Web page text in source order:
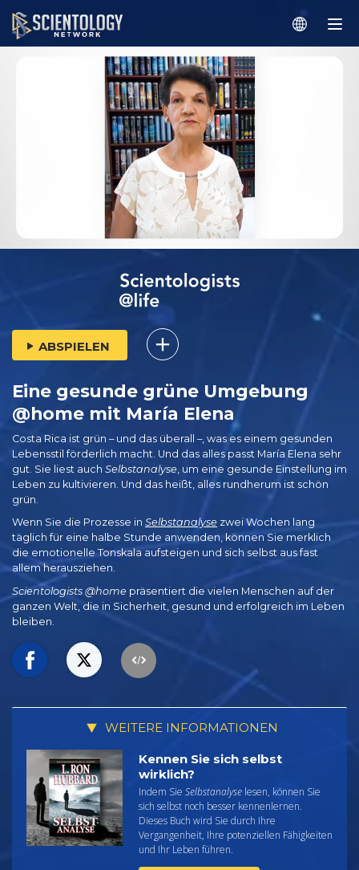
ABSPIELEN
Eine gesunde grüne Umgebung
@home mit María Elena
Costa Rica ist grün – und das überall –, was es einem gesunden
Lebensstil förderlich macht. Und das alles passt María Elena sehr
gut. Sie liest auch Selbstanalyse , um eine gesunde Einstellung im
Leben zu kultivieren. Und das heißt, alles rundherum ist schön
grün.
Wenn Sie die Prozesse in Selbstanalyse zwei Wochen lang
täglich für eine halbe Stunde anwenden, können Sie merklich
die emotionelle Tonskala aufsteigen und sich selbst aus fast
allem herausziehen.
Scientologists @home präsentiert die vielen Menschen auf der
ganzen Welt, die in Sicherheit, gesund und erfolgreich im Leben
bleiben.
WEITERE INFORMATIONEN
Kennen Sie sich selbst
wirklich?
Indem Sie Selbstanalyse lesen, können Sie
sich selbst noch besser kennenlernen.
Dieses Buch wird Sie durch Ihre
Vergangenheit, Ihre potenziellen Fähigkeiten
und Ihr Leben führen.